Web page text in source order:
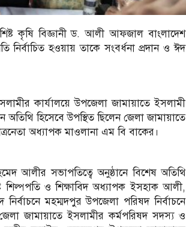
কৃষি বিজ্ঞানী ড. আলী আফজাল বাংলাদেশ
হওয়ায় তাকে সংবর্ধনা প্রদান ও ঈদ
কার্যালয়ে উপজেলা জামায়াতে ইসলামী
হিসেবে উপস্থিত ছিলেন জেলা জামায়াতে
অধ্যাপক মাওলানা এম বি বাকের।
আলীর সভাপতিত্বে অনুষ্ঠানে বিশেষ অতিথি
শিল্পপতি ও শিক্ষাবিদ অধ্যাপক ইসহাক আলী,
মহম্মদপুর উপজেলা পরিষদ নির্বাচনে
জেলা জামায়াতে ইসলামীর কর্মপরিষদ সদস্য ও